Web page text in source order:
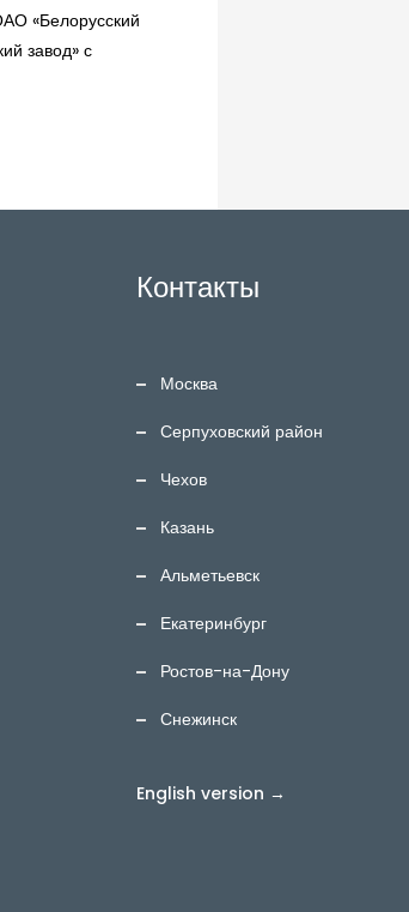
«Белорусский
завод» с
Контакты
Москва
Серпуховский район
Чехов
Казань
Альметьевск
Екатеринбург
Ростов-на-Дону
Снежинск
English version →